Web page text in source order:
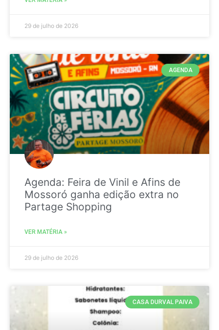
29 de julho de 2026
AGENDA
Agenda: Feira de Vinil e Afins de
Mossoró ganha edição extra no
Partage Shopping
VER MATÉRIA »
29 de julho de 2026
CASA DURVAL PAIVA